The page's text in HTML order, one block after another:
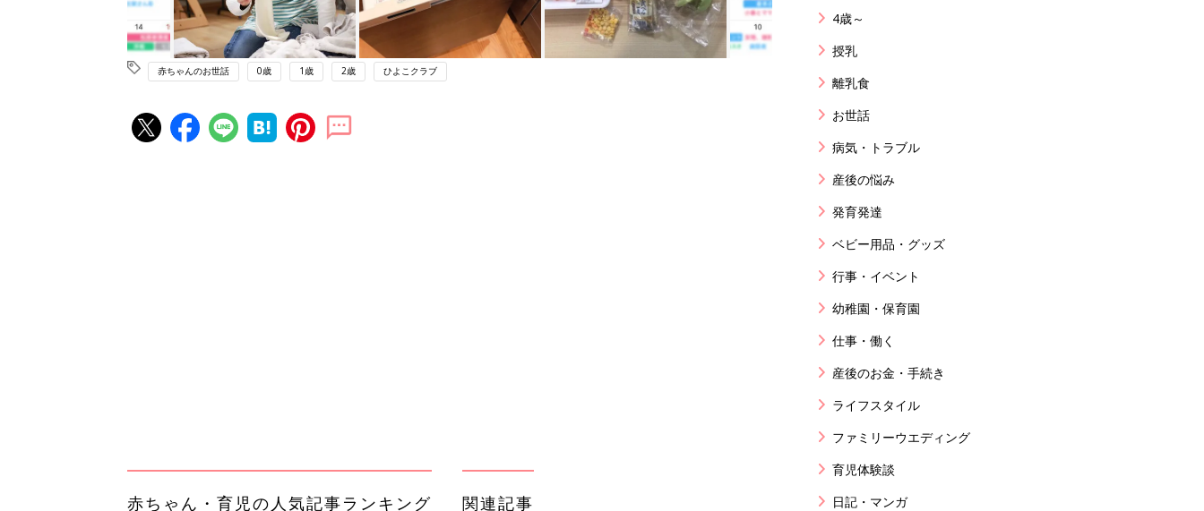
赤ちゃんのお世話 0歳 1歳 2歳 ひよこクラブ
4歳～
授乳
離乳食
お世話
病気・トラブル
産後の悩み
発育発達
ベビー用品・グッズ
行事・イベント
幼稚園・保育園
仕事・働く
産後のお金・手続き
ライフスタイル
ファミリーウエディング
育児体験談
日記・マンガ